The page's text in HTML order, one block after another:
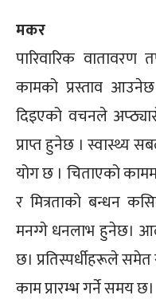
मकर
पारिवारिक
कामको प्रस्ताव
दिइएको वचनले
प्राप्त हुनेछ । स्वास्थ्य
योग छ । चिताएको
र मित्रताको बन्धन
मनग्गे धनलाभ हुनेछ।
छ। प्रतिस्पर्धीहरूले
काम प्रारम्भ गर्ने समय छ।